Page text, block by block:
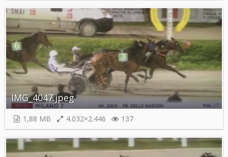
IMG_4047.jpeg
1,88 MB 4.032×2.446 137